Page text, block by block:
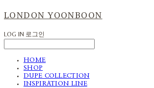
LONDON YOONBOON
LOG IN 로그인
HOME
SHOP
DUPE COLLECTION
INSPIRATION LINE